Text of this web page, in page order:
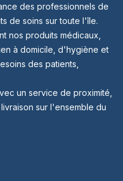
des professionnels de
de soins sur toute l'île.
nos produits médicaux,
à domicile, d'hygiène et
des patients,
un service de proximité,
sur l'ensemble du